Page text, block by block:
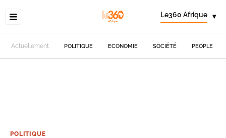
Le360 Afrique ▾
Actuellement POLITIQUE ECONOMIE SOCIÉTÉ PEOPLE
POLITIQUE